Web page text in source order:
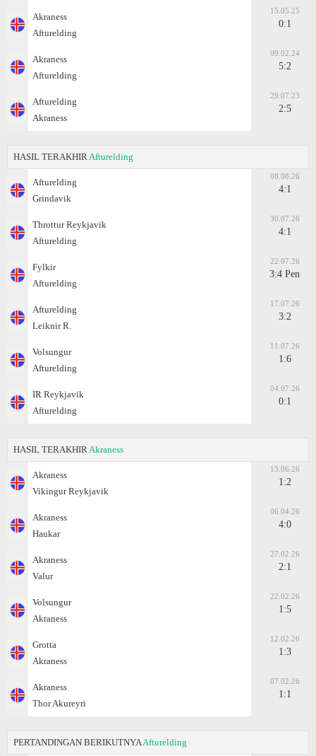
Akraness
Afturelding
15.05.25
0:1
Akraness
Afturelding
09.02.24
5:2
Afturelding
Akraness
29.07.23
2:5
HASIL TERAKHIR Afturelding
Afturelding
Grindavik
08.08.26
4:1
Throttur Reykjavik
Afturelding
30.07.26
4:1
Fylkir
Afturelding
22.07.26
3:4 Pen
Afturelding
Leiknir R.
17.07.26
3:2
Volsungur
Afturelding
11.07.26
1:6
IR Reykjavik
Afturelding
04.07.26
0:1
HASIL TERAKHIR Akraness
Akraness
Vikingur Reykjavik
13.06.26
1:2
Akraness
Haukar
06.04.26
4:0
Akraness
Valur
27.02.26
2:1
Volsungur
Akraness
22.02.26
1:5
Grotta
Akraness
12.02.26
1:3
Akraness
Thor Akureyri
07.02.26
1:1
PERTANDINGAN BERIKUTNYA Afturelding